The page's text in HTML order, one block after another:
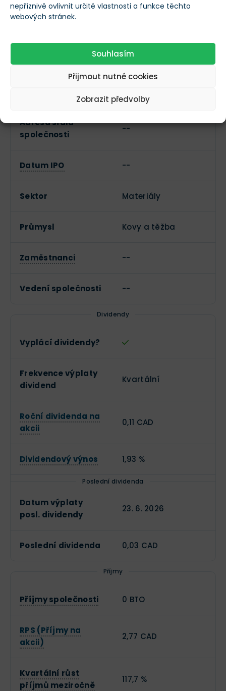
nepříznivě ovlivnit určité vlastnosti a funkce těchto
webových stránek.
Souhlasím
Přijmout nutné cookies
Zobrazit předvolby
Základní informace o společnosti
https://www.b2gold.
Adresa sídla
společnosti
--
Datum IPO --
Sektor Materiály
Průmysl Kovy a těžba
Zaměstnanci --
Vedení společnosti --
Dividendy
Vyplácí dividendy?
Frekvence výplaty
dividend
Kvartální
Roční dividenda na
akcii
0,11 CAD
Dividendový výnos 1,93 %
Poslední dividenda
Datum výplaty
posl. dividendy
23. 6. 2026
Poslední dividenda 0,03 CAD
Příjmy
Příjmy společnosti 0 BTO
RPS (Příjmy na
akcii)
2,77 CAD
Kvartální růst
příjmů meziročně
117,7 %